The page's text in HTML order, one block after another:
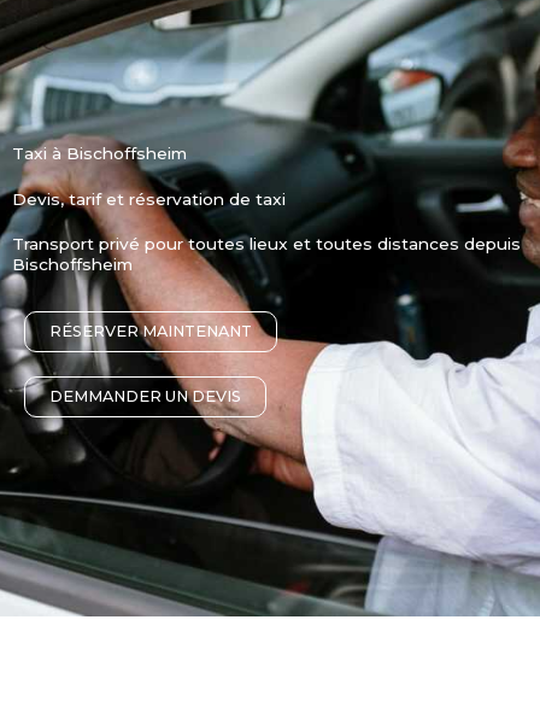
Taxi à Bischoffsheim
Devis, tarif et réservation de taxi
Transport privé pour toutes lieux et toutes distances depuis
Bischoffsheim
RÉSERVER MAINTENANT
DEMMANDER UN DEVIS